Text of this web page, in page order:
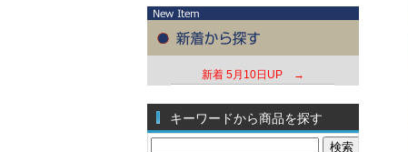
新着 5月10日UP →
キーワードから商品を探す